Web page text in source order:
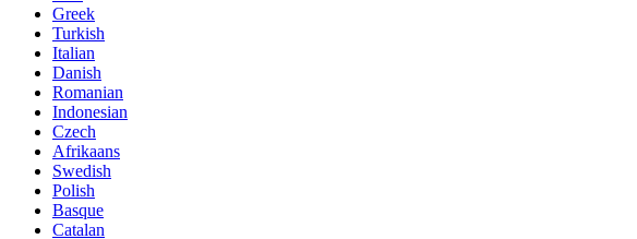
Greek
Turkish
Italian
Danish
Romanian
Indonesian
Czech
Afrikaans
Swedish
Polish
Basque
Catalan